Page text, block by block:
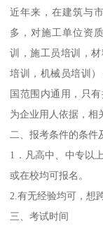
近年来，在建筑与
多，对施工单位资
训，施工员培训，
培训，机械员培训
国范围内通用，只
为企业用人依据，相
二、报考条件的条件
1．凡高中、中专以
或在校均可报名。
2.有无经验均可，想
三、考试时间